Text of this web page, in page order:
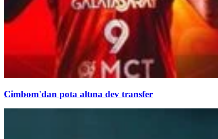
Cimbom'dan pota altına dev transfer